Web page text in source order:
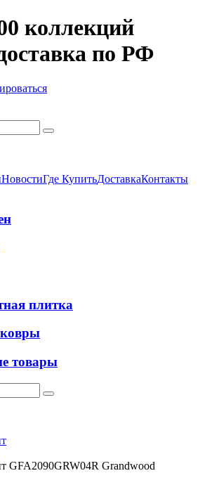
коллекций
по РФ
НовостиГде КупитьДоставкаКонтакты
плитка
товары
GFA2090GRW04R Grandwood